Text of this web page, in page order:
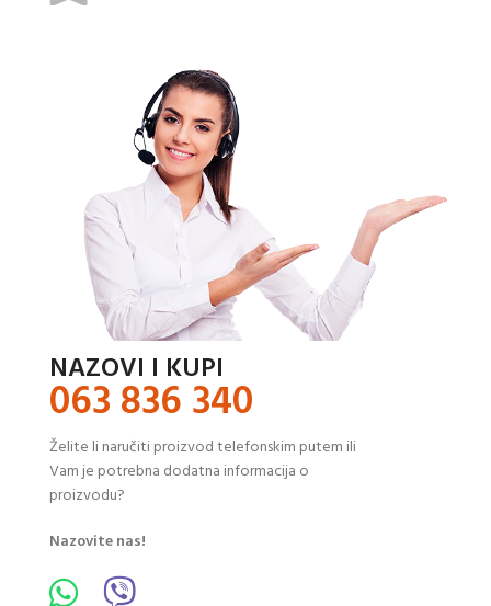
NAZOVI I KUPI
063 836 340
Želite li naručiti proizvod telefonskim putem ili
Vam je potrebna dodatna informacija o
proizvodu?
Nazovite nas!